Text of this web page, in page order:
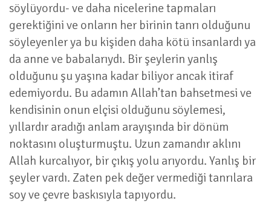
söylüyordu- ve daha nicelerine tapmaları
gerektiğini ve onların her birinin tanrı olduğunu
söyleyenler ya bu kişiden daha kötü insanlardı ya
da anne ve babalarıydı. Bir şeylerin yanlış
olduğunu şu yaşına kadar biliyor ancak itiraf
edemiyordu. Bu adamın Allah’tan bahsetmesi ve
kendisinin onun elçisi olduğunu söylemesi,
yıllardır aradığı anlam arayışında bir dönüm
noktasını oluşturmuştu. Uzun zamandır aklını
Allah kurcalıyor, bir çıkış yolu arıyordu. Yanlış bir
şeyler vardı. Zaten pek değer vermediği tanrılara
soy ve çevre baskısıyla tapıyordu.